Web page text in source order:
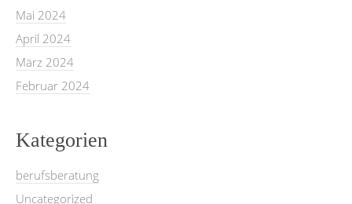
Mai 2024
April 2024
März 2024
Februar 2024
Kategorien
berufsberatung
Uncategorized